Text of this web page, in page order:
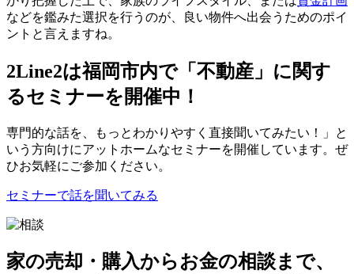
などを鑑みた選択を行うのが、良い物件へ出会うためのポイ
ントと言えますね。
2Line2は福岡市内で「不動産」に関す
るセミナーを開催中！
専門的な話を、もっとわかりやすく直接聞いてみたい！」と
いう方向けにアットホームなセミナーを開催しています。ぜ
ひお気軽にご参加ください。
セミナーで話を聞いてみる
家の売却・購入からお金の相談まで、